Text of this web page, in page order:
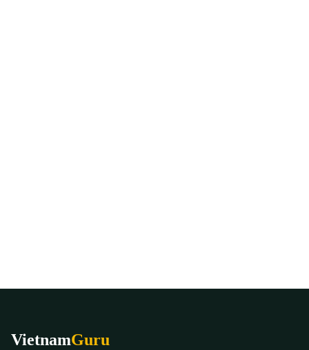
VietnamGuru